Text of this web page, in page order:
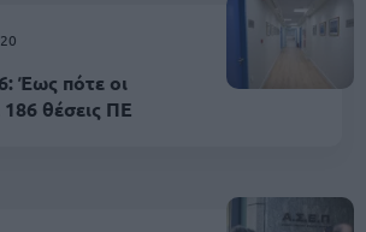
Έως πότε οι
186 θέσεις ΠΕ